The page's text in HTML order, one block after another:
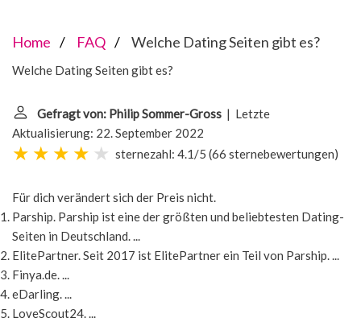
Home FAQ Welche Dating Seiten gibt es?
Welche Dating Seiten gibt es?
Gefragt von: Philip Sommer-Gross | Letzte
Aktualisierung: 22. September 2022
sternezahl: 4.1/5 (66 sternebewertungen)
Für dich verändert sich der Preis nicht.
Parship. Parship ist eine der größten und beliebtesten Dating-
Seiten in Deutschland. ...
ElitePartner. Seit 2017 ist ElitePartner ein Teil von Parship. ...
Finya.de. ...
eDarling. ...
LoveScout24. ...